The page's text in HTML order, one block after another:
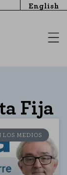
English
Fija
LOS MEDIOS